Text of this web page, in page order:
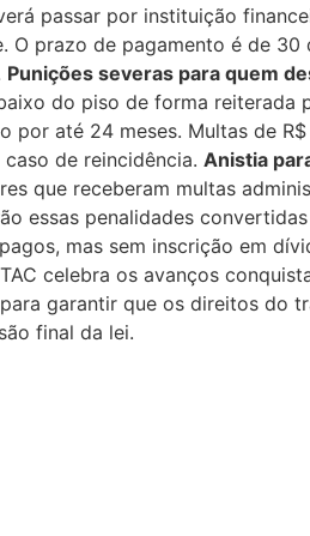
passar por instituição
O prazo de pagamento é de 30
Punições severas para quem
do piso de forma reiterada
por até 24 meses. Multas de
de reincidência. Anistia
que receberam multas
essas penalidades
mas sem inscrição em
celebra os avanços
garantir que os direitos do
final da lei.